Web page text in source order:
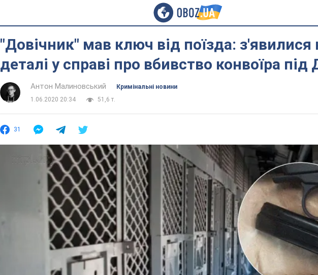
"Довічник" мав ключ від поїзда: з'явилися
деталі у справі про вбивство конвоїра під
Антон Малиновський
Кримінальні новини
1.06.2020 20:34
51,6 т.
31